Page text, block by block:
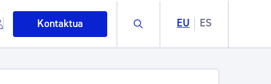
Kontaktua Buscar EU ES